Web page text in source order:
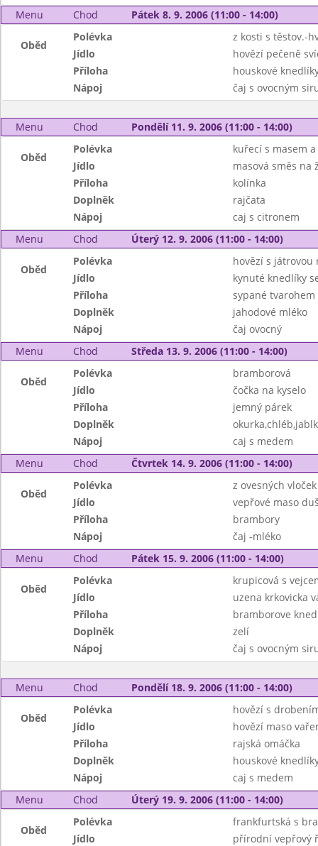
Menu
Chod Pátek 8. 9. 2006 (11:00 - 14:00)
Oběd
Polévka
z kosti s těstov.-
Jídlo
hovězí pečeně
Příloha
houskové
Nápoj
čaj s ovocným
Menu Chod Pondělí 11. 9. 2006 (11:00 - 14:00)
Oběd
Polévka
kuřecí s masem
Jídlo
masová směs na
Příloha
kolínka
Doplněk
rajčata
Nápoj
caj s citronem
Menu
Chod Úterý 12. 9. 2006 (11:00 - 14:00)
Oběd
Polévka
hovězí s játrovou
Jídlo
kynuté knedlíky
Příloha
sypané tvarohem
Doplněk
jahodové mléko
Nápoj
čaj ovocný
Menu
Chod Středa 13. 9. 2006 (11:00 - 14:00)
Oběd
Polévka
bramborová
Jídlo
čočka na kyselo
Příloha
jemný párek
Doplněk
Nápoj
caj s medem
Menu
Chod Čtvrtek 14. 9. 2006 (11:00 - 14:00)
Oběd
Polévka
z ovesných
Jídlo
vepřové maso
Příloha
brambory
Nápoj
čaj -mléko
Menu
Chod Pátek 15. 9. 2006 (11:00 - 14:00)
Oběd
Polévka
krupicová s
Jídlo
uzena krkovicka
Příloha
bramborove
Doplněk
zelí
Nápoj
čaj s ovocným
Menu Chod Pondělí 18. 9. 2006 (11:00 - 14:00)
Oběd
Polévka
hovězí s
Jídlo
hovězí maso
Příloha
rajská omáčka
Doplněk
houskové
Nápoj
caj s medem
Menu
Chod Úterý 19. 9. 2006 (11:00 - 14:00)
Oběd
Polévka
frankfurtská s
Jídlo
přírodní vepřový